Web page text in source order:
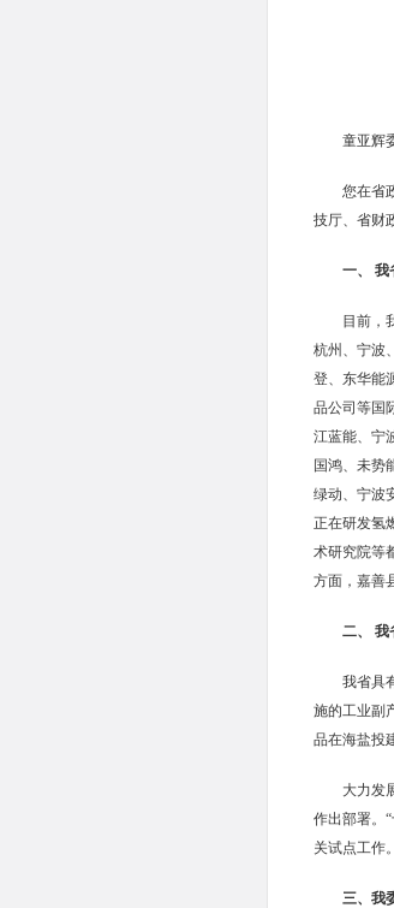
童亚
您在省
技厅、省
一、
目前，
杭州、宁波
登、东华能
品公司等国
江蓝能、宁
国鸿、未势
绿动、宁波
正在研发氢
术研究院等
方面，嘉善
二、 我
我省具
施的工业副
品在海盐投
大力发
作出部署。
关试点工
三、我